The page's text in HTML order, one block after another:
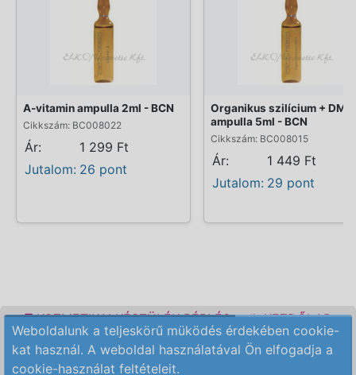
A-vitamin ampulla 2ml - BCN
Cikkszám: BC008022
Ár:
1 299 Ft
Jutalom: 26 pont
Organikus szilícium +
ampulla 5ml - BCN
Cikkszám: BC008015
Ár:
1 449 Ft
Jutalom: 29 pont
KOZMETIKAI KÉSZÜLÉK BÉRLÉS
KEZDŐLAP
ELÉRHETŐSÉG
RENDELÉSI FELTÉTELEK
Weboldalunk a teljeskörű müködés érdekében cookie-
kat használ. A weboldal használatával Ön elfogadja a
cookie-használat feltételeit.